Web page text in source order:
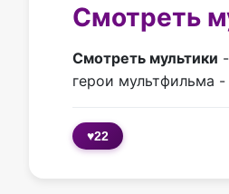
Смотреть
Смотреть мультики
герои мультфильма
♥22